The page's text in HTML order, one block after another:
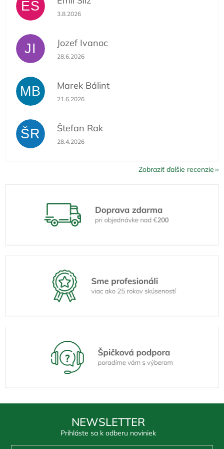
ES Hodnotenie obchodu je 5 z 5 hviezdičiek.
3.8.2026
JI Jozef Ivanoc
Hodnotenie obchodu je 5 z 5 hviezdičiek.
28.6.2026
MB Marek Bálint
Hodnotenie obchodu je 5 z 5 hviezdičiek.
21.6.2026
ŠR Štefan Rak
Hodnotenie obchodu je 5 z 5 hviezdičiek.
28.4.2026
Zobraziť ďalšie recenzie
NEWSLETTER
Prihláste sa k odberu noviniek